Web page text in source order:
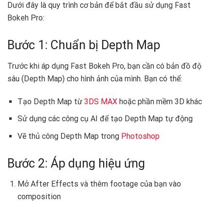
Dưới đây là quy trình cơ bản để bắt đầu sử dụng Fast
Bokeh Pro:
Bước 1: Chuẩn bị Depth Map
Trước khi áp dụng Fast Bokeh Pro, bạn cần có bản đồ độ
sâu (Depth Map) cho hình ảnh của mình. Bạn có thể:
Tạo Depth Map từ 3DS MAXhoặc phần mềm 3D khác
Sử dụng các công cụ AI để tạo Depth Map tự động
Vẽ thủ công Depth Map trong Photoshop
Bước 2: Áp dụng hiệu ứng
Mở After Effects và thêm footage của bạn vào
composition